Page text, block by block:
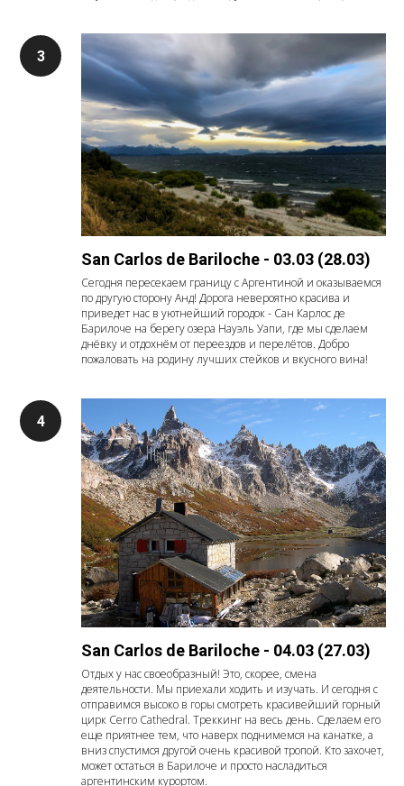
San Carlos de Bariloche - 03.03 (28.03)
Сегодня пересекаем границу с Аргентиной и оказываемся
по другую сторону Анд! Дорога невероятно красива и
приведет нас в уютнейший городок - Сан Карлос де
Барилоче на берегу озера Науэль Уапи, где мы сделаем
днёвку и отдохнём от переездов и перелётов. Добро
пожаловать на родину лучших стейков и вкусного вина!
San Carlos de Bariloche - 04.03 (27.03)
Отдых у нас своеобразный! Это, скорее, смена
деятельности. Мы приехали ходить и изучать. И сегодня с
отправимся высоко в горы смотреть красивейший горный
цирк Cerro Cathedral. Треккинг на весь день. Сделаем его
еще приятнее тем, что наверх поднимемся на канатке, а
вниз спустимся другой очень красивой тропой. Кто захочет,
может остаться в Барилоче и просто насладиться
аргентинским курортом.